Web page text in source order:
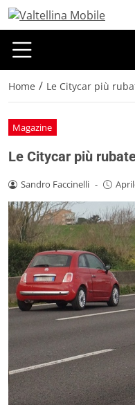
Home / Le Citycar più
Magazine
Le Citycar più
Sandro Faccinelli -